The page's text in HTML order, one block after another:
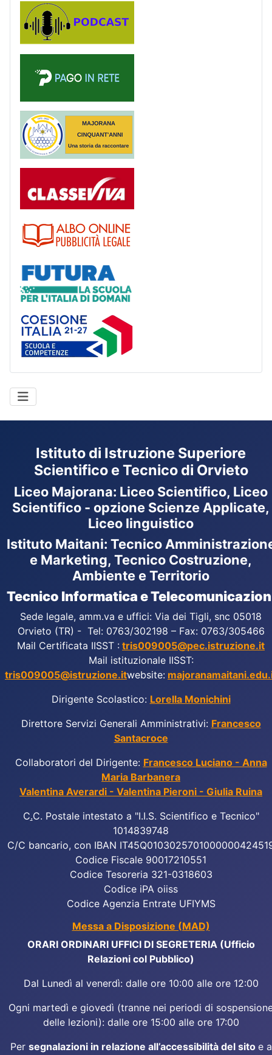
Istituto di Istruzione Superiore
Scientifico e Tecnico di Orvieto
Liceo Majorana: Liceo Scientifico, Liceo
Scientifico - opzione Scienze Applicate,
Liceo linguistico
Istituto Maitani: Tecnico
e Marketing, Tecnico Costruzione,
Ambiente e Territorio
Tecnico Informatica e
Sede legale, amm.va e uffici: Via dei Tigli, snc 05018
Orvieto (TR) - Tel: 0763/302198 – Fax: 0763/305466
Mail Certificata IISST : tris009005@pec.istruzione.it
Mail istituzionale IISST:
tris009005@istruzione.itwebsite:
Dirigente Scolastico: Lorella Monichini
Direttore Servizi Generali Amministrativi: Francesco
Santacroce
Collaboratori del Dirigente: Francesco Luciano - Anna
Maria Barbanera
Valentina Averardi - Valentina Pieroni - Giulia Ruina
C.C. Postale intestato a "I.I.S. Scientifico e Tecnico"
1014839748
C/C bancario, con IBAN
Codice Fiscale 90017210551
Codice Tesoreria 321-0318603
Codice iPA oiiss
Codice Agenzia Entrate UFIYMS
Messa a Disposizione (MAD)
ORARI ORDINARI UFFICI DI SEGRETERIA (Ufficio
Relazioni col Pubblico)
Dal Lunedì al venerdì: dalle ore 10:00 alle ore 12:00
Ogni martedì e giovedì (tranne nei periodi di
delle lezioni): dalle ore 15:00 alle ore 17:00
Per segnalazioni in relazione all’accessibilità del sito e a